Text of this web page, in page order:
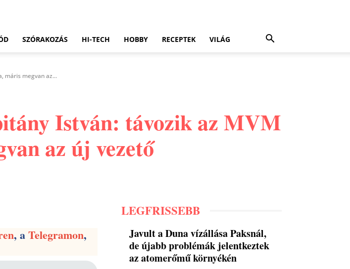
SZÓRAKOZÁS HI-TECH HOBBY RECEPTEK VILÁG
máris megvan az...
István: távozik az MVM
az új vezető
, aTelegramon,
LEGFRISSEBB
Javult a Duna vízállása Paksnál,
de újabb problémák jelentkeztek
az atomerőmű környékén